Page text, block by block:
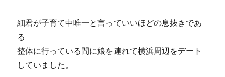
細君が子育て中唯一と言っていいほどの息抜きであ
る
整体に行っている間に娘を連れて横浜周辺をデート
していました。